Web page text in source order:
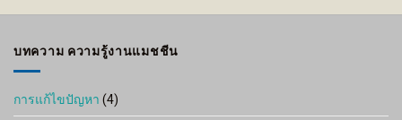
บทความ ความรู้งานแมชชีน
การแก้ไขปัญหา(4)